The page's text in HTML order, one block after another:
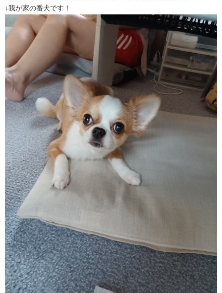
↓我が家の番犬です！